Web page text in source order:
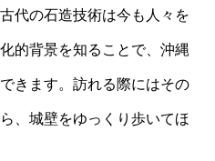
代の石造技術は今も人々を
的背景を知ることで、沖縄
きます。訪れる際にはその
、城壁をゆっくり歩いてほ